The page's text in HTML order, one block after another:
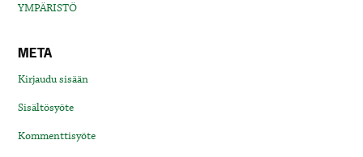
YMPÄRISTÖ
META
Kirjaudu sisään
Sisältösyöte
Kommenttisyöte